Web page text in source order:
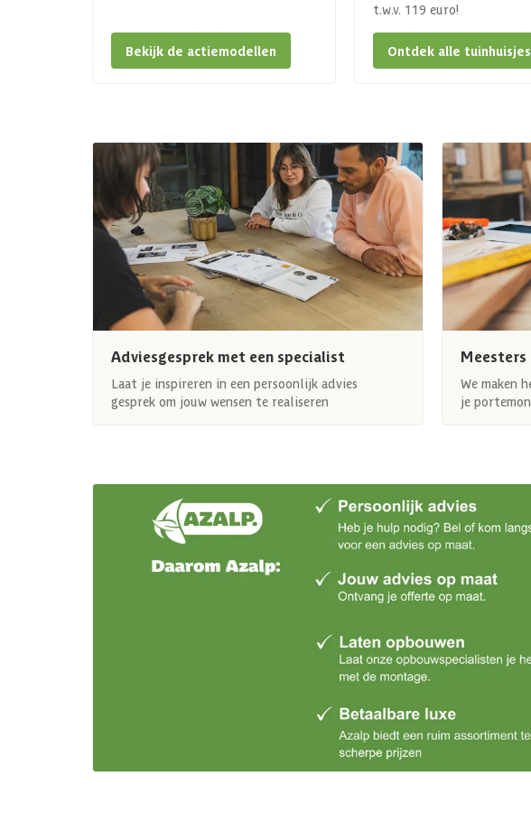
Bekijk de actiemodellen
t.w.v. 119 euro!
Ontdek alle tuinhuisjes
Adviesgesprek met een specialist
Laat je inspireren in een persoonlijk advies
gesprek om jouw wensen te realiseren
Meesters
We maken
je